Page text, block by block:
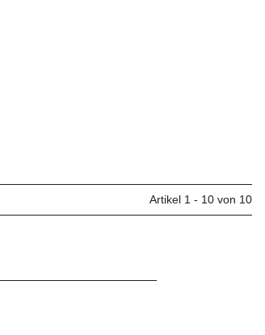
Artikel 1 - 10 von 10